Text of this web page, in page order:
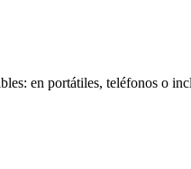
en portátiles, teléfonos o